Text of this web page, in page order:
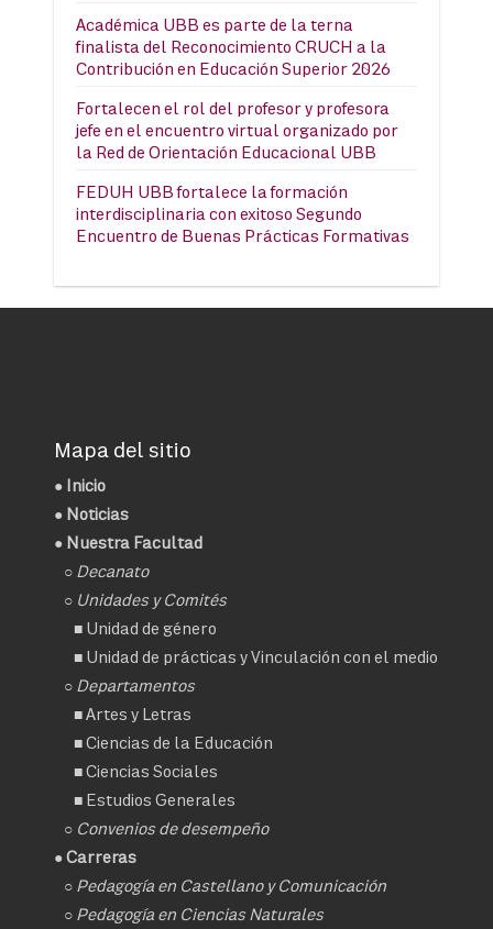
Académica UBB es parte de la terna
finalista del Reconocimiento CRUCH a la
Contribución en Educación Superior 2026
Fortalecen el rol del profesor y profesora
jefe en el encuentro virtual organizado por
la Red de Orientación Educacional UBB
FEDUH UBB fortalece la formación
interdisciplinaria con exitoso Segundo
Encuentro de Buenas Prácticas Formativas
Mapa del sitio
● Inicio
● Noticias
● Nuestra Facultad
○ Decanato
○ Unidades y Comités
■ Unidad de género
■ Unidad de prácticas y Vinculación con el medio
○ Departamentos
■Artes y Letras
■Ciencias de la Educación
■Ciencias Sociales
■ Estudios Generales
○ Convenios de desempeño
● Carreras
○ Pedagogía en Castellano y Comunicación
○ Pedagogía en Ciencias Naturales